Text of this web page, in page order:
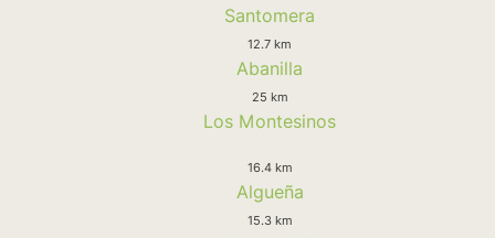
Santomera
12.7 km
Abanilla
25 km
Los Montesinos
16.4 km
Algueña
15.3 km